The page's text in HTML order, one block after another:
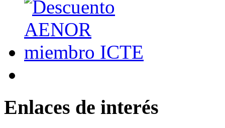
Enlaces de interés